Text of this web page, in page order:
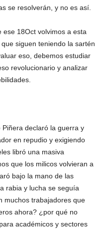
se resolverán, y no es así.
18Oct volvimos a esta
siguen teniendo la sartén
eso, debemos estudiar
revolucionario y analizar
declaró la guerra y
en repudio y exigiendo
libró una masiva
que los milicos volvieran a
bajo la mano de las
rabia y lucha se seguía
muchos trabajadores que
ahora? ¿por qué no
académicos y sectores